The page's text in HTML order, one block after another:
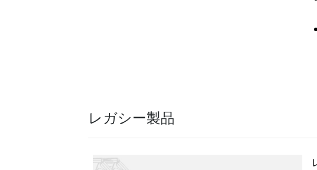
レガシー製品